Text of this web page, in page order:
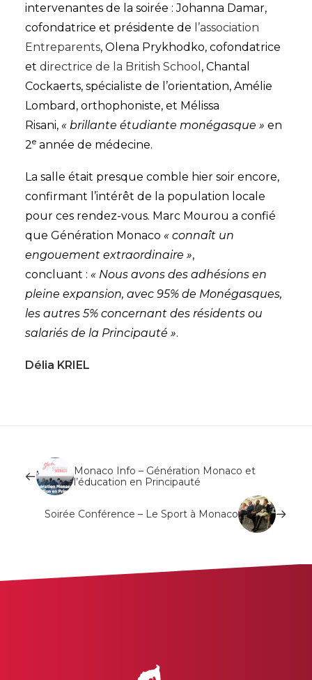
intervenantes de la soirée : Johanna Damar,
cofondatrice et présidente de l’association
Entreparents, Olena Prykhodko, cofondatrice
et directrice de la British School , Chantal
Cockaerts, spécialiste de l’orientation, Amélie
Lombard, orthophoniste, et Mélissa
Risani, « brillante étudiante monégasque » en
2e année de médecine.
La salle était presque comble hier soir encore,
confirmant l’intérêt de la population locale
pour ces rendez-vous. Marc Mourou a confié
que Génération Monaco « connaît un
engouement extraordinaire »,
concluant : « Nous avons des adhésions en
pleine expansion, avec 95% de Monégasques,
les autres 5% concernant des résidents ou
salariés de la Principauté ».
Délia KRIEL
Monaco Info – Génération Monaco et
l’éducation en Principauté
Soirée Conférence – Le Sport à Monaco